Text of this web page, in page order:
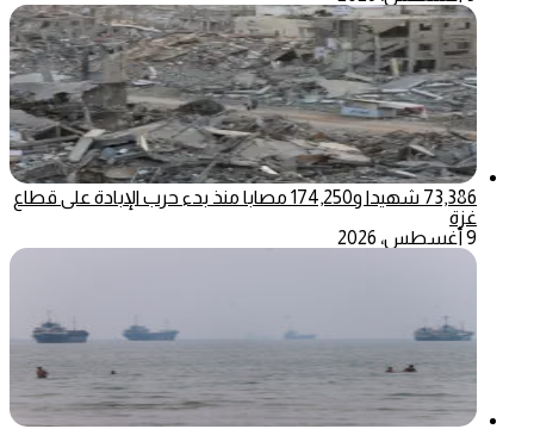
73,386 شهيدا و174,250 مصابا منذ بدء حرب الإبادة على قطاع
غزة
9 أغسطس، 2026